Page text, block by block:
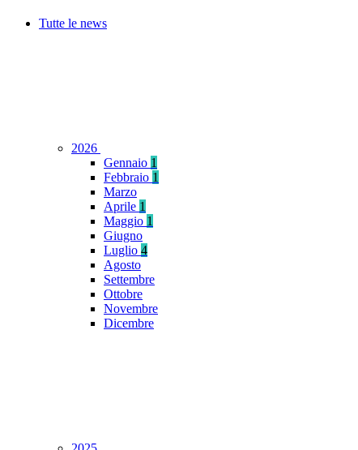
Tutte le news
2026
Gennaio 1
Febbraio 1
Marzo
Aprile 1
Maggio 1
Giugno
Luglio 4
Agosto
Settembre
Ottobre
Novembre
Dicembre